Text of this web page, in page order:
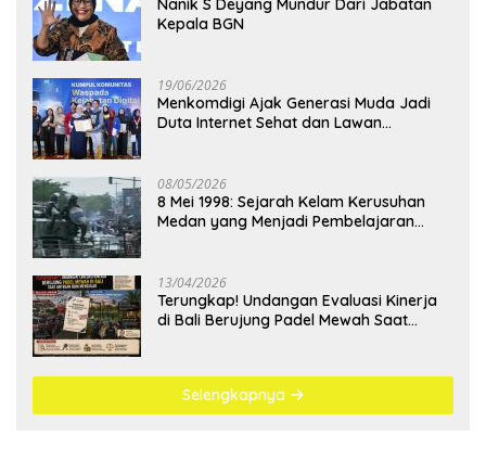
Nanik S Deyang Mundur Dari Jabatan
Kepala BGN
19/06/2026
Menkomdigi Ajak Generasi Muda Jadi
Duta Internet Sehat dan Lawan
08/05/2026
8 Mei 1998: Sejarah Kelam Kerusuhan
Medan yang Menjadi Pembelajaran
13/04/2026
Terungkap! Undangan Evaluasi Kinerja
di Bali Berujung Padel Mewah Saat
Selengkapnya